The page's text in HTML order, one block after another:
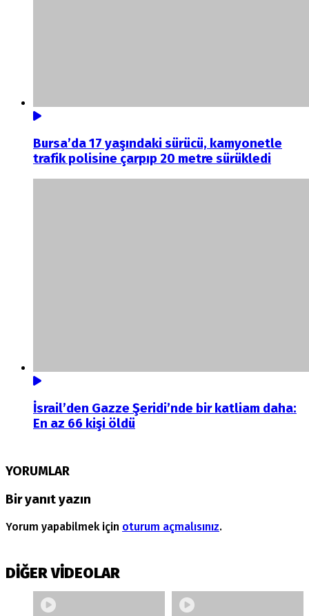
Bursa’da 17 yaşındaki sürücü, kamyonetle
trafik polisine çarpıp 20 metre sürükledi
İsrail’den Gazze Şeridi’nde bir katliam daha:
En az 66 kişi öldü
YORUMLAR
Bir yanıt yazın
Yorum yapabilmek için oturum açmalısınız.
DİĞER VİDEOLAR